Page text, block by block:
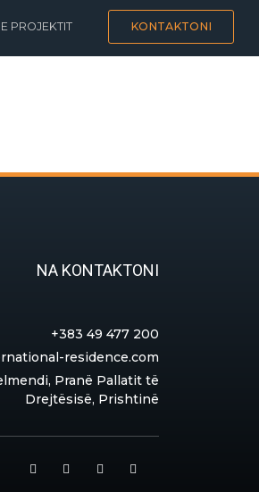
PROJEKTIT KONTAKTONI
NA KONTAKTONI
+383 49 477 200
residence.com
Pranë Pallatit të
Drejtësisë, Prishtinë